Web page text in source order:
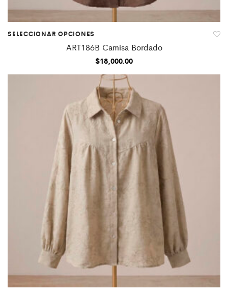
SELECCIONAR OPCIONES
ART186B Camisa Bordado
$18,000.00